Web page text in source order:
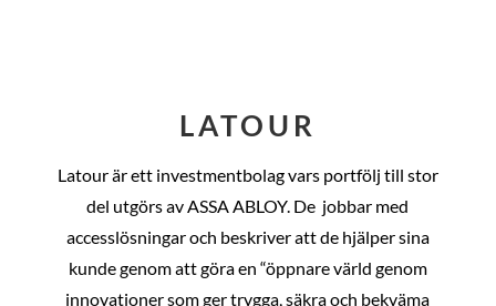
LATOUR
Latour är ett investmentbolag vars portfölj till stor
del utgörs av ASSA ABLOY. De jobbar med
accesslösningar och beskriver att de hjälper sina
kunde genom att göra en “öppnare värld genom
innovationer som ger trygga, säkra och bekväma